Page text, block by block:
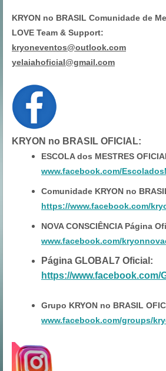
KRYON no BRASIL Comunidade de
LOVE Team & Support:
kryoneventos@outlook.com
yelaiahoficial@gmail.com
KRYON no BRASIL OFICIAL:
ESCOLA dos MESTRES
www.facebook.com/
Comunidade KRYON no
https://www.facebook.com/
NOVA CONSCIÊNCIA Página
www.facebook.com/
Página GLOBAL7 Oficial:
https://www.facebook.com/
Grupo KRYON no BRASIL
www.facebook.com/groups/